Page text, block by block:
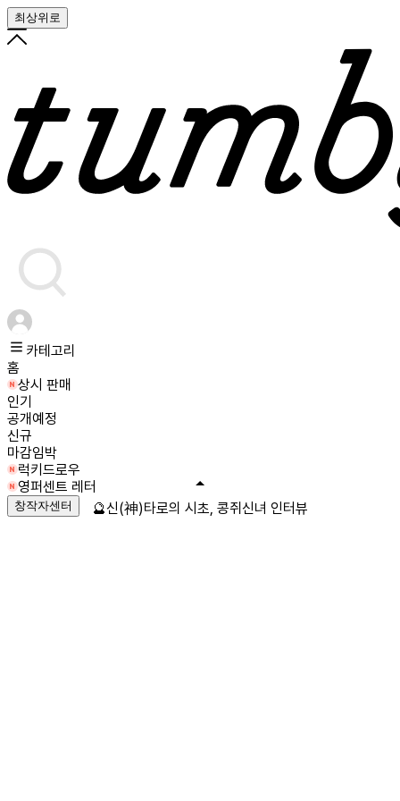
최상위로
카테고리
홈
상시 판매
인기
공개예정
신규
마감임박
럭키드로우
영퍼센트 레터
창작자센터 🔮신(神)타로의 시초, 콩쥐신녀 인터뷰